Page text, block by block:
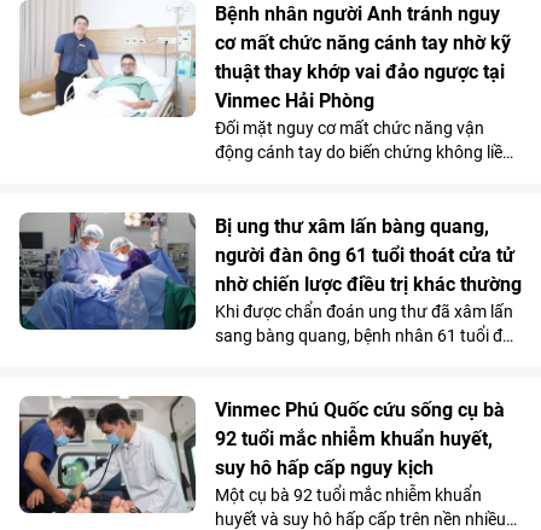
Việt Nam. Bước đi chiến lược này của
Vinmec đã chính thức hiện thực hóa mô
hình “y tế không khoảng cách” ở nước ta.
Bệnh nhân người Anh tránh nguy
cơ mất chức năng cánh tay nhờ kỹ
thuật thay khớp vai đảo ngược tại
Vinmec Hải Phòng
Đối mặt nguy cơ mất chức năng vận
động cánh tay do biến chứng không liền
người Anh đã được điều trị thành công
bằng kỹ thuật thay khớp vai đảo ngược
(Reverse Shoulder Arthroplasty) - kỹ
thuật lần đầu tiên được triển khai tại
Bệnh viện Đa khoa Quốc tế Vinmec Hải
Phòng.
Bị ung thư xâm lấn bàng quang,
người đàn ông 61 tuổi thoát cửa tử
nhờ chiến lược điều trị khác thường
Khi được chẩn đoán ung thư đã xâm lấn
sang bàng quang, bệnh nhân 61 tuổi đã
chọn phẫu thuật ngay mà quyết định
điều trị theo một hướng hoàn toàn khác.
Và chính quyết định tưởng chừng trái
ngược ấy lại trở thành bước ngoặt giúp
người bệnh vượt qua “cửa tử”.
Vinmec Phú Quốc cứu sống cụ bà
92 tuổi mắc nhiễm khuẩn huyết,
suy hô hấp cấp nguy kịch
Một cụ bà 92 tuổi mắc nhiễm khuẩn
huyết và suy hô hấp cấp trên nền nhiều